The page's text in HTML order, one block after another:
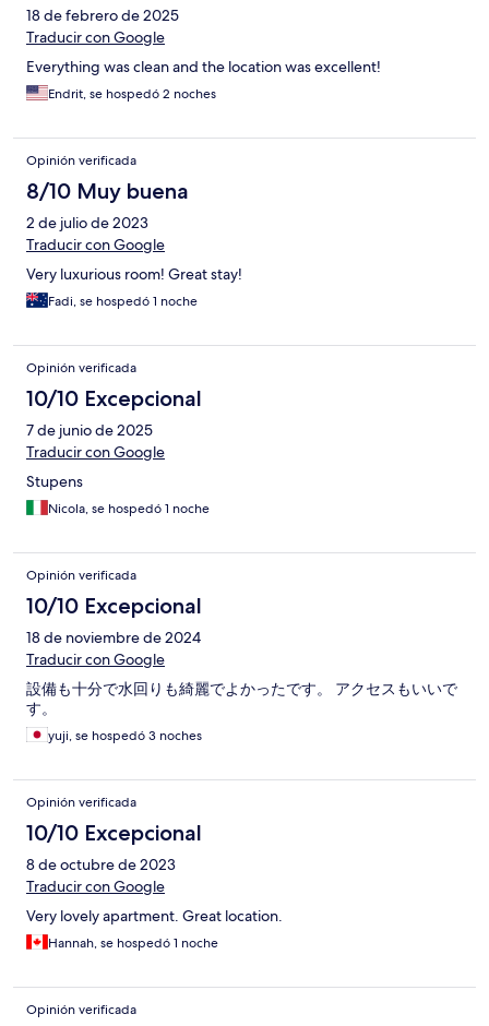
18 de febrero de 2025
Traducir con Google
Everything was clean and the location was excellent!
Endrit, se hospedó 2 noches
Opinión verificada
8/10 Muy buena
2 de julio de 2023
Traducir con Google
Very luxurious room! Great stay!
Fadi, se hospedó 1 noche
Opinión verificada
10/10 Excepcional
7 de junio de 2025
Traducir con Google
Stupens
Nicola, se hospedó 1 noche
Opinión verificada
10/10 Excepcional
18 de noviembre de 2024
Traducir con Google
設備も十分で水回りも綺麗でよかったです。 アクセスもいいで
す。
yuji, se hospedó 3 noches
Opinión verificada
10/10 Excepcional
8 de octubre de 2023
Traducir con Google
Very lovely apartment. Great location.
Hannah, se hospedó 1 noche
Opinión verificada